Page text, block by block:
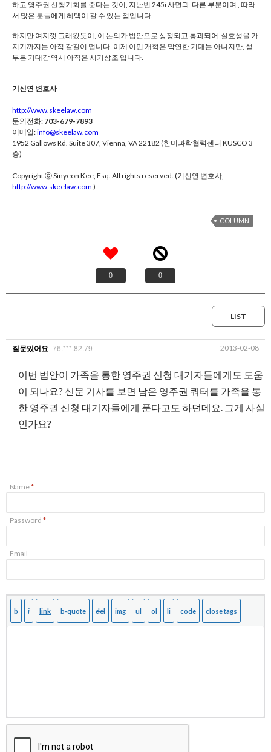
하고 영주권 신청기회를 준다는 것이, 지난번 245i 사면과 다른 부분이며 , 따라
서 많은 분들에게 혜택이 갈 수 있는 점입니다.
하지만 여지껏 그래왔듯이, 이 논의가 법안으로 상정되고 통과되어 실효성을 가
지기까지는 아직 갈길이 멉니다. 이제 이민 개혁은 막연한 기대는 아니지만, 섣
부른 기대감 역시 아직은 시기상조 입니다.
기신연 변호사
http://www.skeelaw.com
문의전화: 703-679-7893
이메일:info@skeelaw.com
1952 Gallows Rd. Suite 307, Vienna, VA 22182 (한미과학협력센터 KUSCO 3
층)
Copyright ⓒ Sinyeon Kee, Esq. All rights reserved. (기신연 변호사,
http://www.skeelaw.com )
COLUMN
0 0
LIST
질문있어요 76.***.82.79 2013-02-08
이번 법안이 가족을 통한 영주권 신청 대기자들에게도 도움
이 되나요? 신문 기사를 보면 남은 영주권 쿼터를 가족을 통
한 영주권 신청 대기자들에게 푼다고도 하던데요. 그게 사실
인가요?
Name*
Password *
Email